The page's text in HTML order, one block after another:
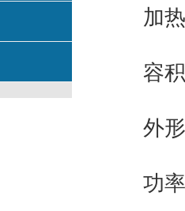
加热
容积
外形
功率